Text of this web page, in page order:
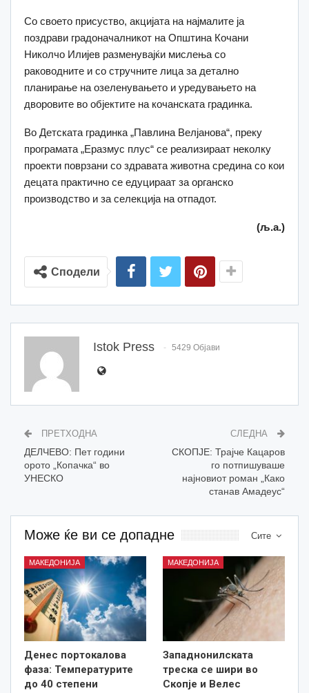
Со своето присуство, акцијата на најмалите ја
поздрави градоначалникот на Општина Кочани
Николчо Илијев разменувајќи мислења со
раководните и со стручните лица за детално
планирање на озеленувањето и уредувањето на
дворовите во објектите на кочанската градинка.
Во Детската градинка „Павлина Велјанова“, преку
програмата „Еразмус плус“ се реализираат неколку
проекти поврзани со здравата животна средина со кои
децата практично се едуцираат за органско
производство и за селекција на отпадот.
(љ.а.)
Сподели
Istok Press 5429 Објави
ПРЕТХОДНА
ДЕЛЧЕВО: Пет години
орото „Копачка“ во
УНЕСКО
СЛЕДНА
СКОПЈЕ: Трајче Кацаров
го потпишуваше
најновиот роман „Како
станав Амадеус“
Сите
Може ќе ви се допадне
МАКЕДОНИЈА
Денес портокалова
фаза: Температурите
до 40 степени
МАКЕДОНИЈА
Западнонилската
треска се шири во
Скопје и Велес